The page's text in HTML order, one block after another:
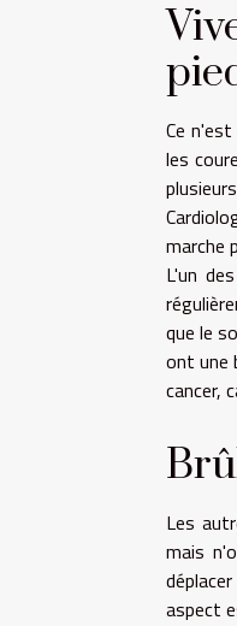
Ce
les
marche
L'un
que le
ont une
cancer,
Les
mais
aspect